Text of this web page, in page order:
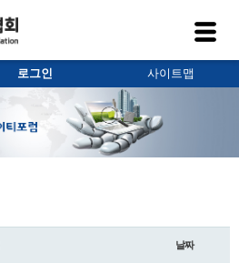
로그인 사이트맵
날짜